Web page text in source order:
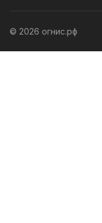
© 2026 огнис.рф